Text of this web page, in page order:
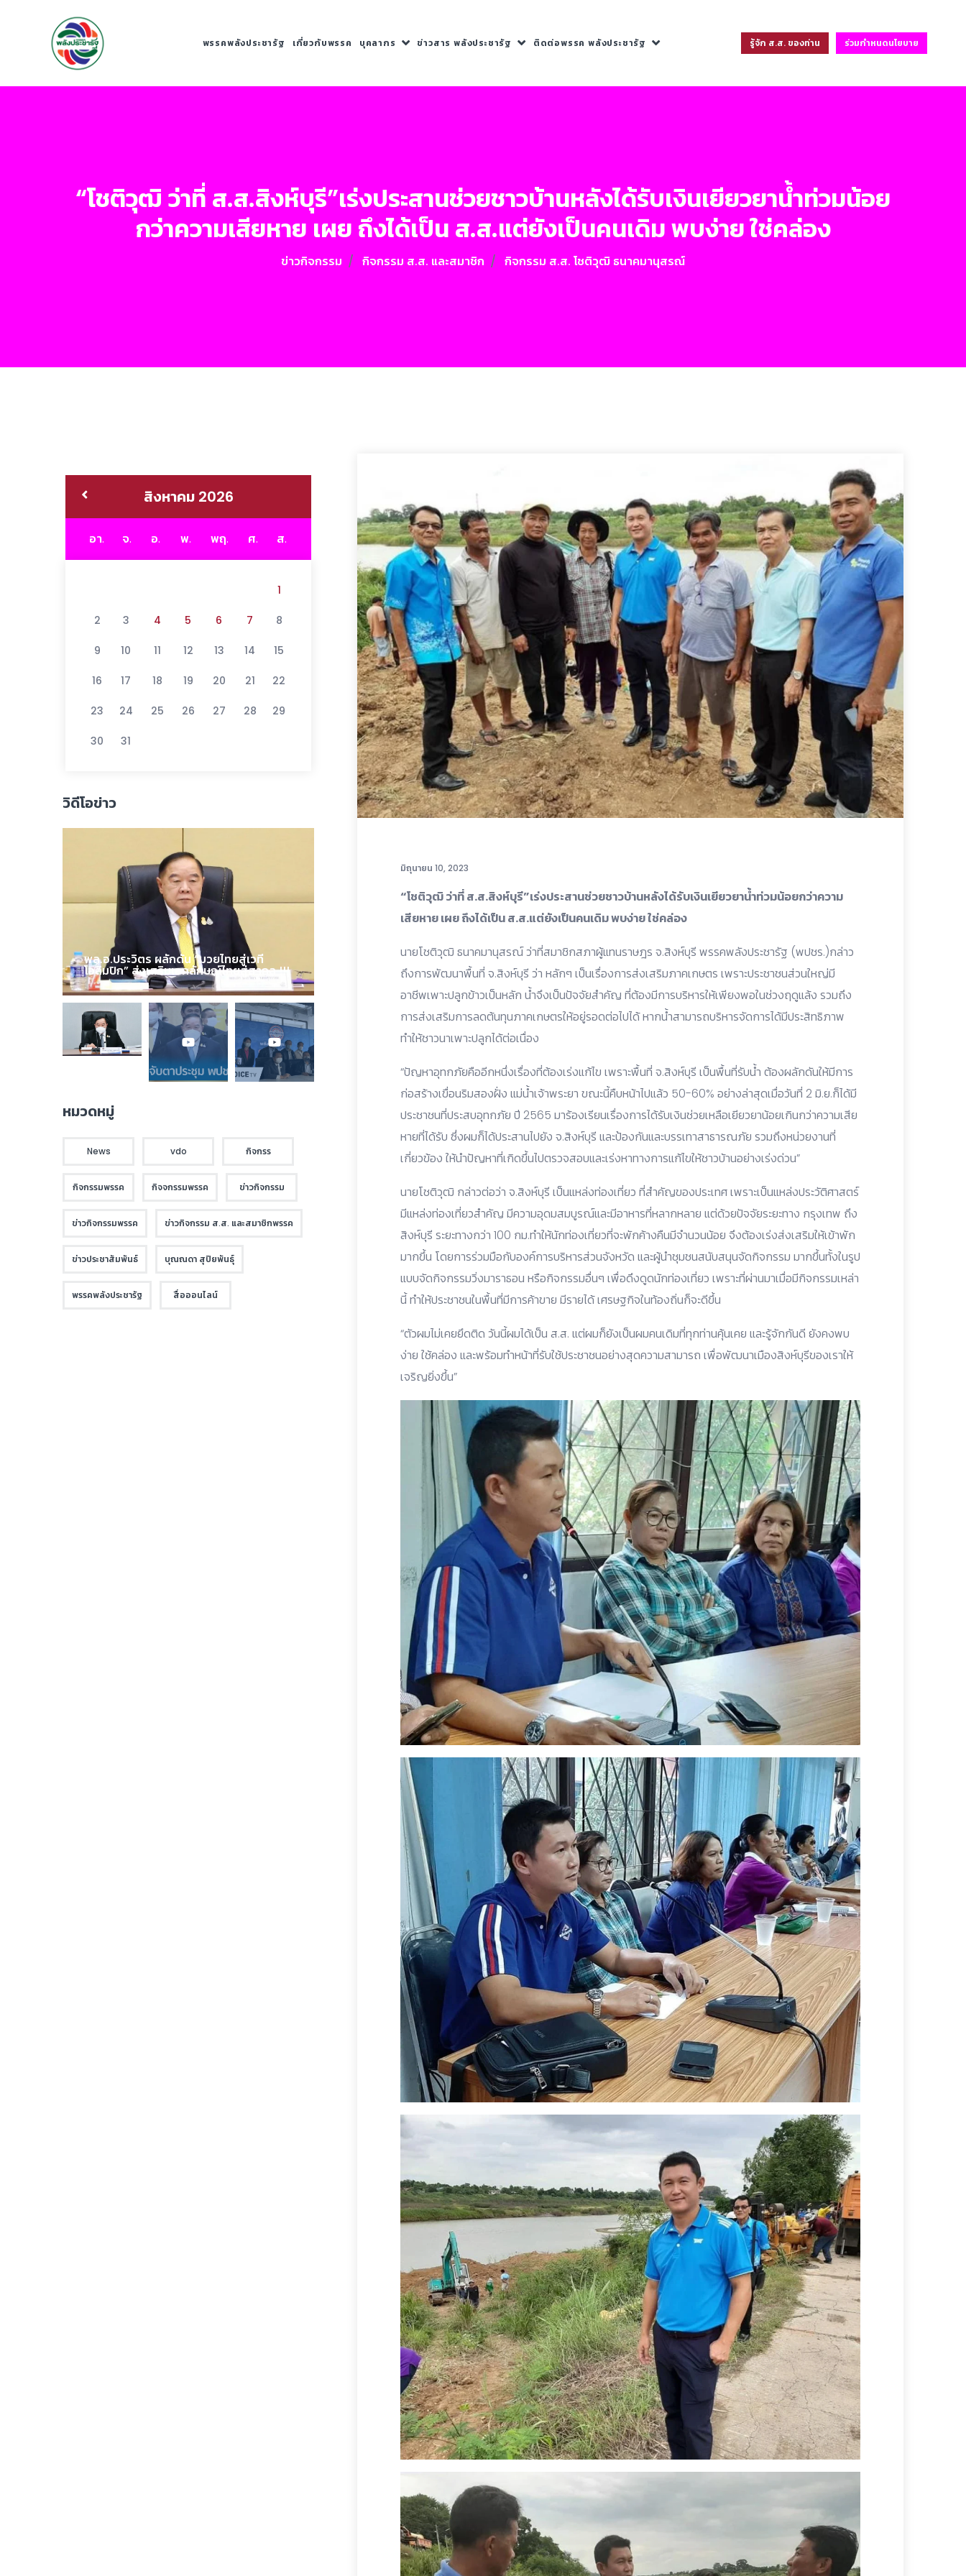
พรรคพลังประชารัฐ เกี่ยวกับพรรค บุคลากร ข่าวสาร พลังประชารัฐ ติดต่อพรรค พลังประชารัฐ รู้จัก ส.ส. ของท่าน ร่วมกำหนดนโยบาย
“โชติวุฒิ ว่าที่ ส.ส.สิงห์บุรี”เร่งประสานช่วยชาวบ้านหลังได้รับเงินเยียวยาน้ำท่วมน้อย
กว่าความเสียหาย เผย ถึงได้เป็น ส.ส.แต่ยังเป็นคนเดิม พบง่าย ใช่คล่อง
ข่าวกิจกรรม กิจกรรม ส.ส. และสมาชิก กิจกรรม ส.ส. โชติวุฒิ ธนาคมานุสรณ์
มิถุนายน 10, 2023
“โชติวุฒิ ว่าที่ ส.ส.สิงห์บุรี”เร่งประสานช่วยชาวบ้านหลังได้รับเงินเยียวยาน้ำท่วมน้อยกว่าความ
เสียหาย เผย ถึงได้เป็น ส.ส.แต่ยังเป็นคนเดิม พบง่าย ใช่คล่อง
นายโชติวุฒิ ธนาคมานุสรณ์ ว่าที่สมาชิกสภาผู้แทนราษฎร จ.สิงห์บุรี พรรคพลังประชารัฐ (พปชร.)กล่าว
ถึงการพัฒนาพื้นที่ จ.สิงห์บุรี ว่า หลักๆ เป็นเรื่องการส่งเสริมภาคเกษตร เพราะประชาชนส่วนใหญ่มี
อาชีพเพาะปลูกข้าวเป็นหลัก น้ำจึงเป็นปัจจัยสำคัญ ที่ต้องมีการบริหารให้เพียงพอในช่วงฤดูแล้ง รวมถึง
การส่งเสริมการลดต้นทุนภาคเกษตรให้อยู่รอดต่อไปได้ หากน้ำสามารถบริหารจัดการได้มีประสิทธิภาพ
ทำให้ชาวนาเพาะปลูกได้ต่อเนื่อง
“ปัญหาอุทกภัยคืออีกหนึ่งเรื่องที่ต้องเร่งแก้ไข เพราะพื้นที่ จ.สิงห์บุรี เป็นพื้นที่รับน้ำ ต้องผลักดันให้มีการ
ก่อสร้างเขื่อนริมสองฝั่ง แม่น้ำเจ้าพระยา ขณะนี้คืบหน้าไปแล้ว 50-60% อย่างล่าสุดเมื่อวันที่ 2 มิ.ย.ก็ได้มี
ประชาชนที่ประสบอุทกภัย ปี 2565 มาร้องเรียนเรื่องการได้รับเงินช่วยเหลือเยียวยาน้อยเกินกว่าความเสีย
หายที่ได้รับ ซึ่งผมก็ได้ประสานไปยัง จ.สิงห์บุรี และป้องกันและบรรเทาสาธารณภัย รวมถึงหน่วยงานที่
เกี่ยวข้อง ให้นำปัญหาที่เกิดขึ้นไปตรวจสอบและเร่งหาทางการแก้ไขให้ชาวบ้านอย่างเร่งด่วน”
นายโชติวุฒิ กล่าวต่อว่า จ.สิงห์บุรี เป็นแหล่งท่องเที่ยว ที่สำคัญของประเทศ เพราะเป็นแหล่งประวัติศาสตร์
มีแหล่งท่องเที่ยวสำคัญ มีความอุดมสมบูรณ์และมีอาหารที่หลากหลาย แต่ด้วยปัจจัยระยะทาง กรุงเทพ ถึง
สิงห์บุรี ระยะทางกว่า 100 กม.ทำให้นักท่องเที่ยวที่จะพักค้างคืนมีจำนวนน้อย จึงต้องเร่งส่งเสริมให้เข้าพัก
มากขึ้น โดยการร่วมมือกับองค์การบริหารส่วนจังหวัด และผู้นำชุมชนสนับสนุนจัดกิจกรรม มากขึ้นทั้งในรูป
แบบจัดกิจกรรมวิ่งมาราธอน หรือกิจกรรมอื่นๆ เพื่อดึงดูดนักท่องเที่ยว เพราะที่ผ่านมาเมื่อมีกิจกรรมเหล่า
นี้ ทำให้ประชาชนในพื้นที่มีการค้าขาย มีรายได้ เศรษฐกิจในท้องถิ่นก็จะดีขึ้น
“ตัวผมไม่เคยยึดติด วันนี้ผมได้เป็น ส.ส. แต่ผมก็ยังเป็นผมคนเดิมที่ทุกท่านคุ้นเคย และรู้จักกันดี ยังคงพบ
ง่าย ใช้คล่อง และพร้อมทำหน้าที่รับใช้ประชาชนอย่างสุดความสามารถ เพื่อพัฒนาเมืองสิงห์บุรีของเราให้
เจริญยิ่งขึ้น”
สิงหาคม 2026
อา. จ. อ. พ. พฤ. ศ. ส.
1
2 3 4 5 6 7 8
9 10 11 12 13 14 15
16 17 18 19 20 21 22
23 24 25 26 27 28 29
30 31
วิดีโอข่าว
พล.อ.ประวิตร ผลักดัน “มวยไทยสู่เวที
โอลิมปิก” ส่งเสริมเอกลักษณ์ไทยสู่สากล !!!
หมวดหมู่
News vdo กิจกรร
กิจกรรมพรรค กิจจกรรมพรรค ข่าวกิจกรรม
ข่าวกิจกรรมพรรค ข่าวกิจกรรม ส.ส. และสมาชิกพรรค
ข่าวประชาสัมพันธ์ บุณณดา สุปิยพันธุ์
พรรคพลังประชารัฐ สื่อออนไลน์